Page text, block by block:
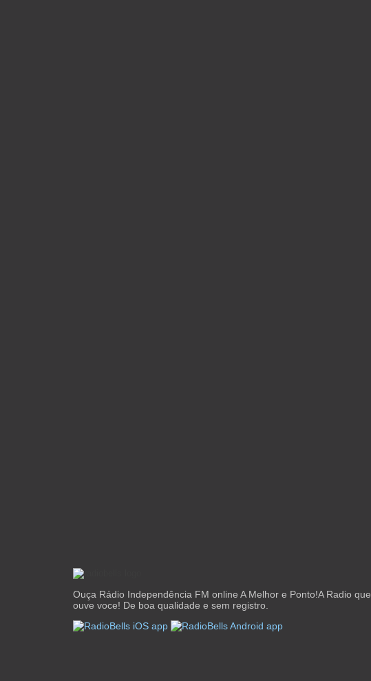
Ouça Rádio Independência FM online A Melhor e Ponto!A Radio que
ouve voce! De boa qualidade e sem registro.